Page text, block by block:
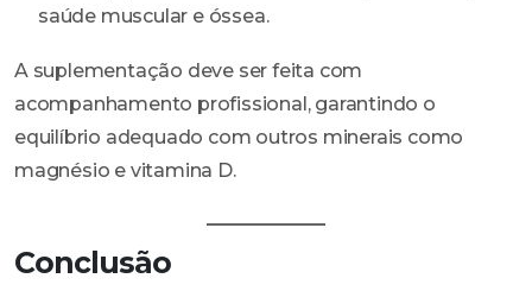
saúde muscular e óssea.
A suplementação deve ser feita com
acompanhamento profissional, garantindo o
equilíbrio adequado com outros minerais como
magnésio e vitamina D.
Conclusão